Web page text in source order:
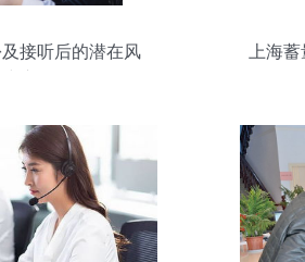
接听后的潜在风
上海